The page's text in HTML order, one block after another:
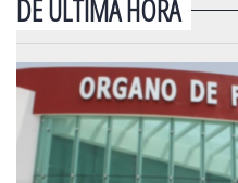
DE ÚLTIMA HORA